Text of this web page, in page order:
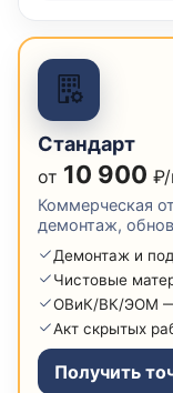
Стандарт
от 10 900 ₽/
Коммерческая
демонтаж,
Демонтаж и
Чистовые
ОВиК/ВК/ЭОМ —
Акт скрытых
Получить